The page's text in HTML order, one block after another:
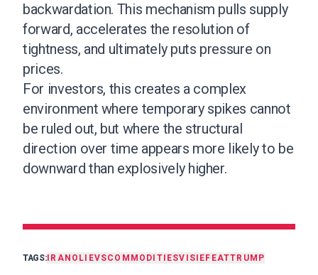
backwardation. This mechanism pulls supply
forward, accelerates the resolution of
tightness, and ultimately puts pressure on
prices.
For investors, this creates a complex
environment where temporary spikes cannot
be ruled out, but where the structural
direction over time appears more likely to be
downward than explosively higher.
TAGS: IRAN OLIEVSCOMMODITIESVISIE FEATTRUMP